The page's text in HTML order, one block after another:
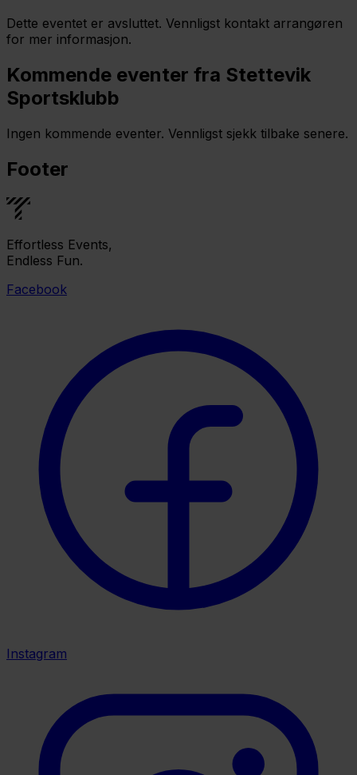
Dette eventet er avsluttet. Vennligst kontakt arrangøren
for mer informasjon.
Kommende eventer fra Stettevik
Sportsklubb
Ingen kommende eventer. Vennligst sjekk tilbake senere.
Footer
Effortless Events,
Endless Fun.
Facebook
Instagram